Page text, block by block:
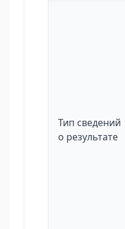
Тип сведений
о результате